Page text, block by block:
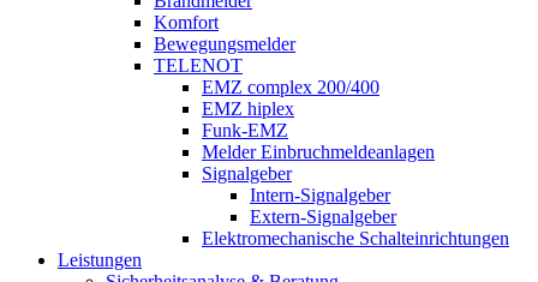
Komfort
Bewegungsmelder
TELENOT
EMZ complex 200/400
EMZ hiplex
Funk-EMZ
Melder Einbruchmeldeanlagen
Signalgeber
Intern-Signalgeber
Extern-Signalgeber
Elektromechanische Schalteinrichtungen
Leistungen